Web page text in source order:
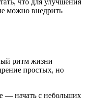
можно внедрить
ритм жизни
простых, но
— начать с небольших